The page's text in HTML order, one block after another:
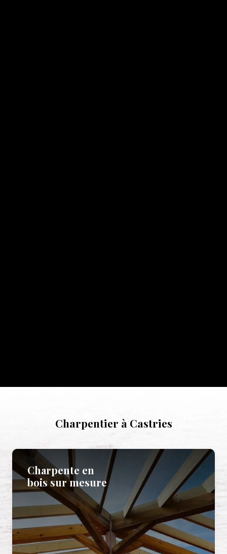
Charpentier à Castries
Charpente en
bois sur mesure